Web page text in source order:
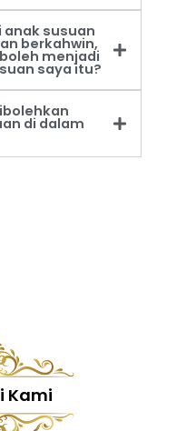
anak susuan
berkahwin,
menjadi
saya itu?
di dalam
Kami